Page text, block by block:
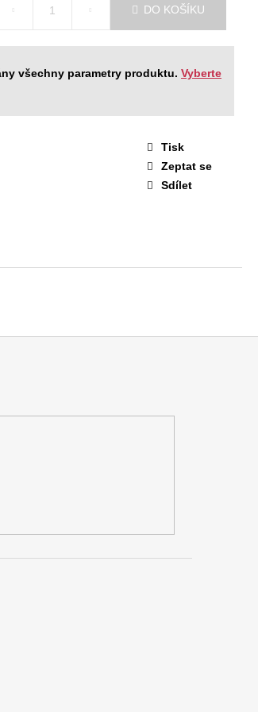
DO KOŠÍKU
všechny parametry produktu. Vyberte
Tisk
Zeptat se
Sdílet